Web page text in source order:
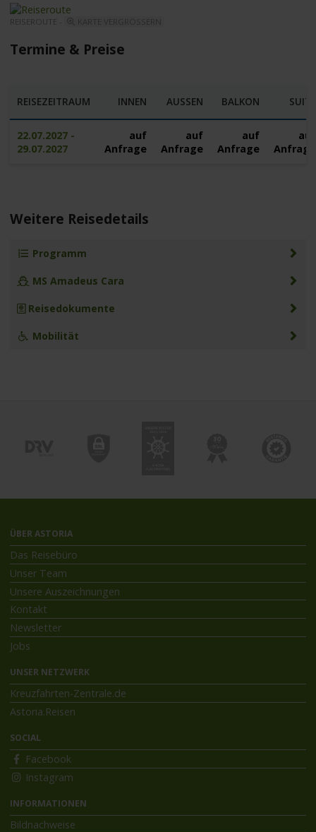
REISEROUTE -
Termine & Preise
REISEZEITRAUM INNEN AUSSEN BALKON SUITE
22.07.2027 -
29.07.2027
auf
Anfrage
auf
Anfrage
auf
Anfrage
auf
Anfrage
Weitere Reisedetails
Programm
MS Amadeus Cara
Reisedokumente
Mobilität
ÜBER ASTORIA
Das Reisebüro
Unser Team
Unsere Auszeichnungen
Kontakt
Newsletter
Jobs
UNSER NETZWERK
Kreuzfahrten-Zentrale.de
Astoria.Reisen
SOCIAL
Facebook
Instagram
INFORMATIONEN
Bildnachweise